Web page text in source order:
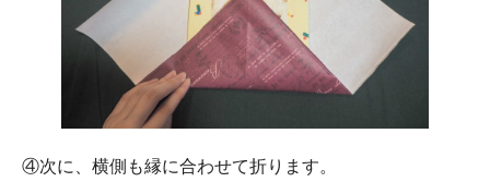
④次に、横側も縁に合わせて折ります。